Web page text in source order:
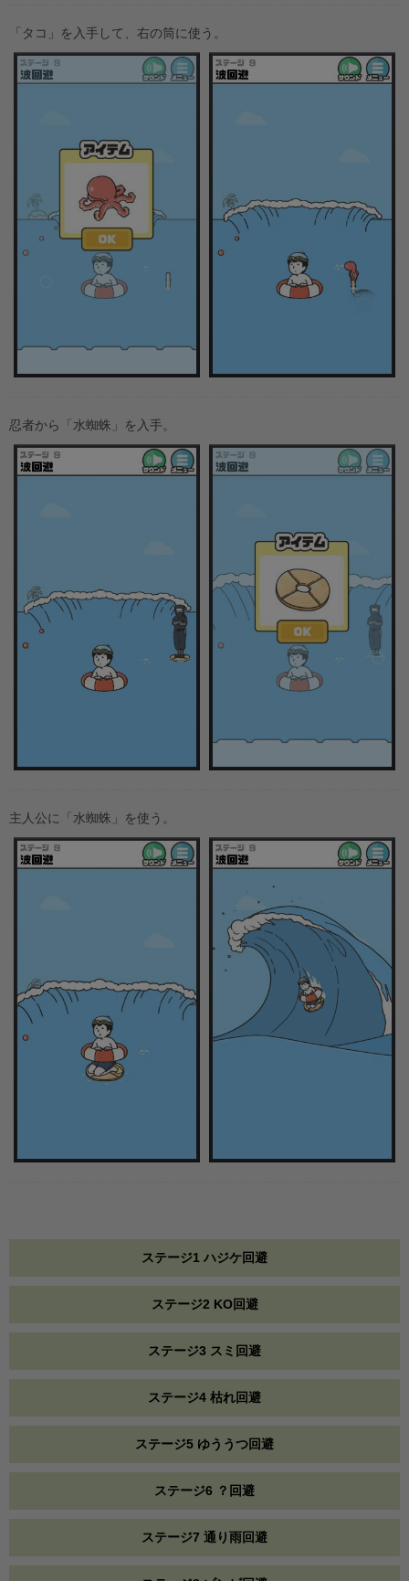
「タコ」を入手して、右の筒に使う。
忍者から「水蜘蛛」を入手。
主人公に「水蜘蛛」を使う。
ステージ1 ハジケ回避
ステージ2 KO回避
ステージ3 スミ回避
ステージ4 枯れ回避
ステージ5 ゆううつ回避
ステージ6 ？回避
ステージ7 通り雨回避